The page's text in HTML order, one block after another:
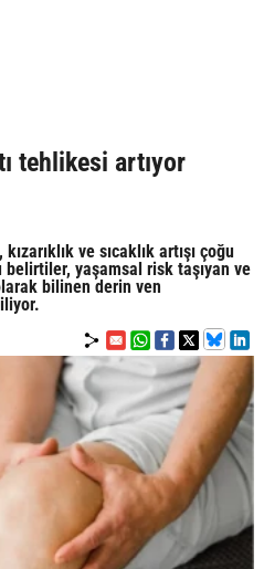
tehlikesi artıyor
ve sıcaklık artışı çoğu
yaşamsal risk taşıyan ve
bilinen derin ven